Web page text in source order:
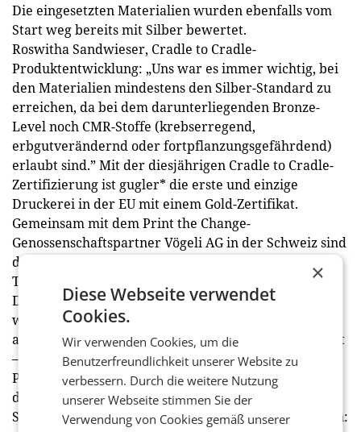
Die eingesetzten Materialien wurden ebenfalls vom
Start weg bereits mit Silber bewertet.
Roswitha Sandwieser, Cradle to Cradle-
Produktentwicklung: „Uns war es immer wichtig, bei
den Materialien mindestens den Silber-Standard zu
erreichen, da bei dem darunterliegenden Bronze-
Level noch CMR-Stoffe (krebserregend,
erbgutverändernd oder fortpflanzungsgefährdend)
erlaubt sind.” Mit der diesjährigen Cradle to Cradle-
Zertifizierung ist gugler* die ­erste und einzige
Druckerei in der EU mit einem Gold-Zertifikat.
Gemeinsam mit dem Print the Change-
Genossenschaftspartner Vögeli AG in der Schweiz sind
die beiden Druckereien sogar die einzigen Gold-
Träger weltweit.
Darüber hinaus hat gugler* in diesem Jahr auch die
weltweit erste Cradle to Cradle Certified-Graupappe
aus 100% Cradle to Cradle-Recyclingfasern ent­wickelt
– produziert mit einem österreichischen
Pappenproduzenten; das Altpapier dafür stammt aus
den hauseigenen Produktionsabfällen.
Sascha Leinberger, Vertriebsleiter gugler* DruckSinn:
×
Diese Webseite verwendet
Cookies.
Wir verwenden Cookies, um die
Benutzerfreundlichkeit unserer Website zu
verbessern. Durch die weitere Nutzung
unserer Webseite stimmen Sie der
Verwendung von Cookies gemäß unserer